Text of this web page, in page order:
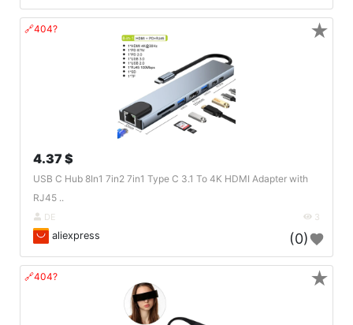
🔗404?
4.37 $
USB C Hub 8In1 7in2 7in1 Type C 3.1 To 4K HDMI Adapter with
RJ45 ..
DE 3
aliexpress (0)
★
🔗404? ★